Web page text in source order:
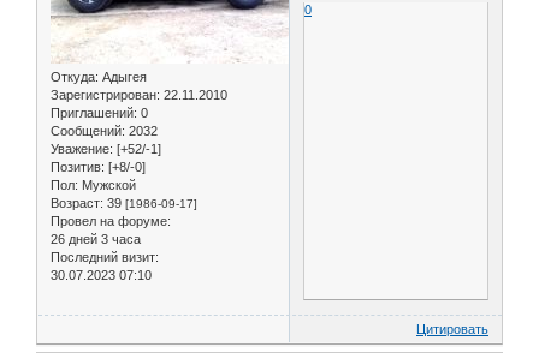
Откуда: Адыгея
Зарегистрирован: 22.11.2010
Приглашений: 0
Сообщений: 2032
Уважение: [+52/-1]
Позитив: [+8/-0]
Пол: Мужской
Возраст: 39 [1986-09-17]
Провел на форуме:
26 дней 3 часа
Последний визит:
30.07.2023 07:10
0
Цитировать